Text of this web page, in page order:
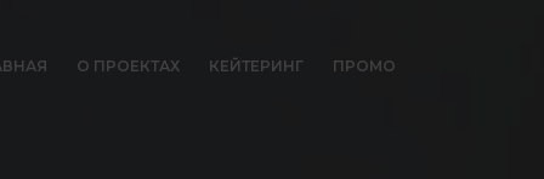
О ПРОЕКТАХ КЕЙТЕРИНГ ПРОМО